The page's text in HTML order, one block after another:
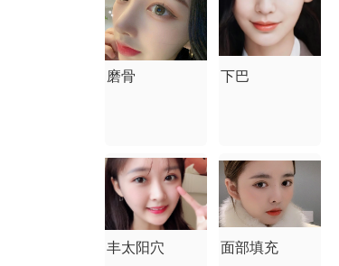
磨骨 下巴
丰太阳穴 面部填充